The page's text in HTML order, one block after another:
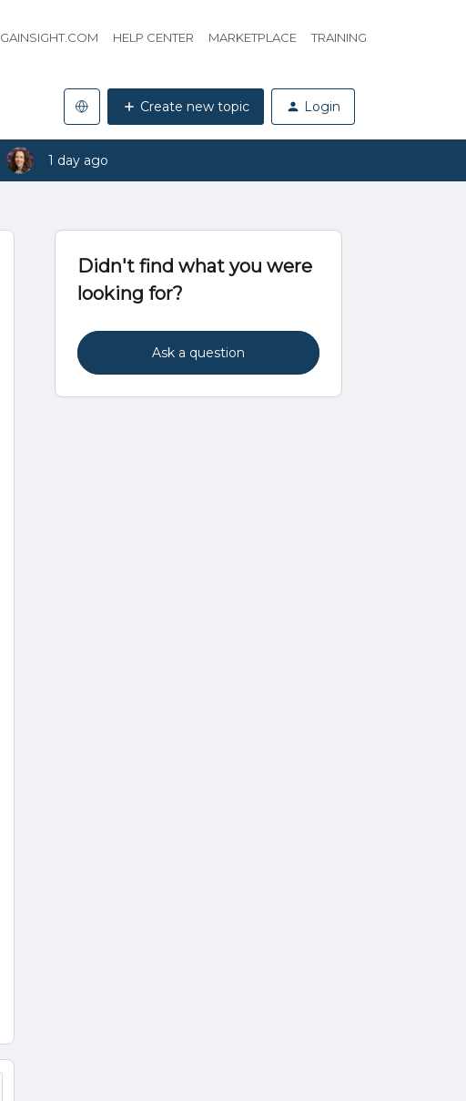
GAINSIGHT.COM HELP CENTER MARKETPLACE TRAINING
Create new topic Login
1 day ago
Didn't find what you were
looking for?
Ask a question